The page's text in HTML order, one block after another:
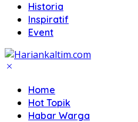
Historia
Inspiratif
Event
Home
Hot Topik
Habar Warga